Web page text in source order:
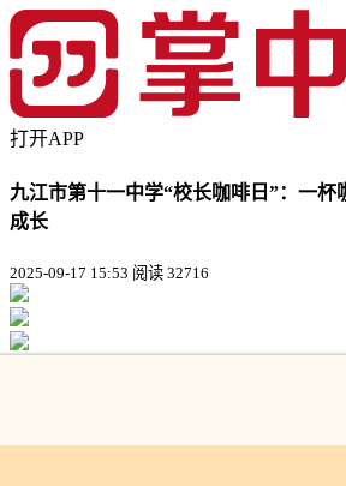
打开APP
九江市第十一中学“校长咖啡日”：一杯
成长
2025-09-17 15:53 阅读 32716